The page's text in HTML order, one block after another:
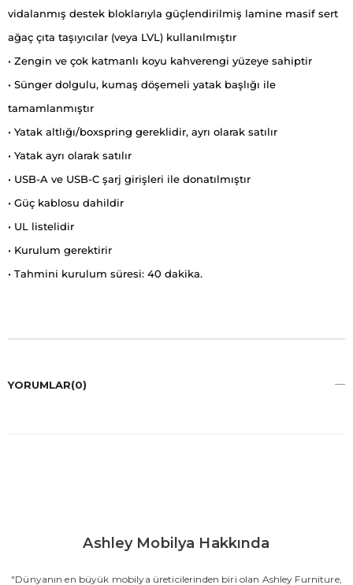
vidalanmış destek bloklarıyla güçlendirilmiş lamine masif sert
ağaç çıta taşıyıcılar (veya LVL) kullanılmıştır
• Zengin ve çok katmanlı koyu kahverengi yüzeye sahiptir
• Sünger dolgulu, kumaş döşemeli yatak başlığı ile
tamamlanmıştır
• Yatak altlığı/boxspring gereklidir, ayrı olarak satılır
• Yatak ayrı olarak satılır
• USB-A ve USB-C şarj girişleri ile donatılmıştır
• Güç kablosu dahildir
• UL listelidir
• Kurulum gerektirir
• Tahmini kurulum süresi: 40 dakika.
YORUMLAR(0)
Ashley Mobilya Hakkında
"Dünyanın en büyük mobilya üreticilerinden biri olan Ashley Furniture,